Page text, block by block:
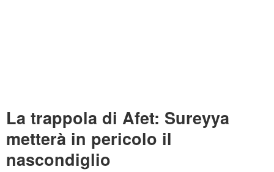
La trappola di Afet: Sureyya
metterà in pericolo il
nascondiglio